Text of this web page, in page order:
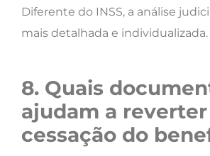
Diferente do INSS, a análise
mais detalhada e individualizada.
8. Quais
ajudam a reverter
cessação do